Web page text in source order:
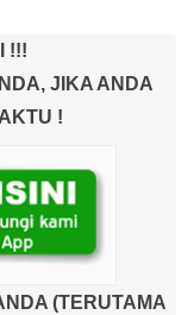
!!!
JIKA ANDA
!
(TERUTAMA